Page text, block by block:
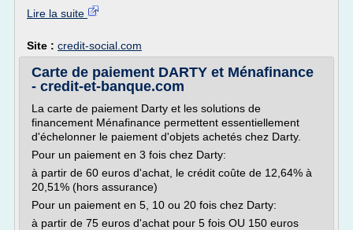
Lire la suite
Site : credit-social.com
Carte de paiement DARTY et Ménafinance
- credit-et-banque.com
La carte de paiement Darty et les solutions de
financement Ménafinance permettent essentiellement
d'échelonner le paiement d'objets achetés chez Darty.
Pour un paiement en 3 fois chez Darty:
à partir de 60 euros d'achat, le crédit coûte de 12,64% à
20,51% (hors assurance)
Pour un paiement en 5, 10 ou 20 fois chez Darty:
à partir de 75 euros d'achat pour 5 fois OU 150 euros